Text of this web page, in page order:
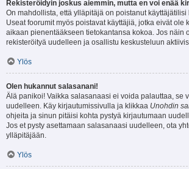
Rekisteröidyin joskus aiemmin, mutta en voi enää
On mahdollista, että ylläpitäjä on poistanut käyttäjätilisi
Useat foorumit myös poistavat käyttäjiä, jotka eivät ole
aikaan pienentääkseen tietokantansa kokoa. Jos näin
rekisteröityä uudelleen ja osallistu keskusteluun
Ylös
Olen hukannut salasanani!
Älä panikoi! Vaikka salasanaasi ei voida palauttaa, se
uudelleen. Käy kirjautumissivulla ja klikkaa Unohdin
ohjeita ja sinun pitäisi kohta pystyä kirjautumaan
Jos et pysty asettamaan salasanaasi uudelleen, ota
ylläpitäjään.
Ylös